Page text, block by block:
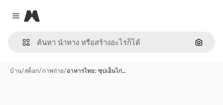
Close menu
Magnific
ค้นหา
บ้าน/สต็อก/ภาพถ่าย/อาหารไทย: ซุปเอ็นไก่…